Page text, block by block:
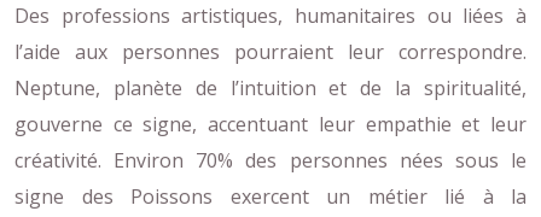
Des professions artistiques, humanitaires ou liées à
l’aide aux personnes pourraient leur correspondre.
Neptune, planète de l’intuition et de la spiritualité,
gouverne ce signe, accentuant leur empathie et leur
créativité. Environ 70% des personnes nées sous le
signe des Poissons exercent un métier lié à la